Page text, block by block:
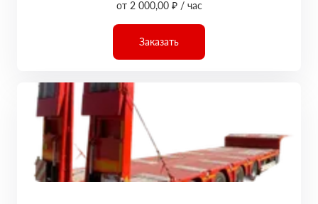
от 2 000,00 ₽ / час
Заказать